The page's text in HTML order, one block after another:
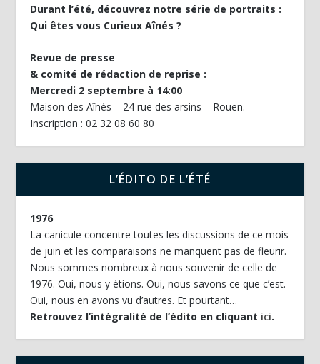
Durant l’été, découvrez notre série de portraits :
Qui êtes vous Curieux Aînés ?
Revue de presse
& comité de rédaction de reprise :
Mercredi 2 septembre à 14:00
Maison des Aînés – 24 rue des arsins – Rouen.
Inscription : 02 32 08 60 80
L’ÉDITO DE L’ÉTÉ
1976
La canicule concentre toutes les discussions de ce mois
de juin et les comparaisons ne manquent pas de fleurir.
Nous sommes nombreux à nous souvenir de celle de
1976. Oui, nous y étions. Oui, nous savons ce que c’est.
Oui, nous en avons vu d’autres. Et pourtant…
Retrouvez l’intégralité de l’édito en cliquant ici.